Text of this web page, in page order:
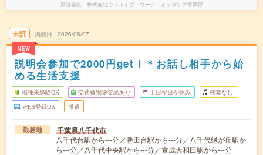
派遣会社 株式会社ウィルオブ・ワーク キッズケア事業部
未読
NEW
掲載日 2026/08/07
説明会参加で2000円get！＊お話し相手から始
める生活支援
職種未経験OK 交通費別途支給あり 土日祝日が休み 残業なし
WEB登録OK 派遣
勤務地 千葉県八千代市
八千代台駅から---分／勝田台駅から---分／八千代緑が丘駅か
ら---分／八千代中央駅から---分／京成大和田駅から---分